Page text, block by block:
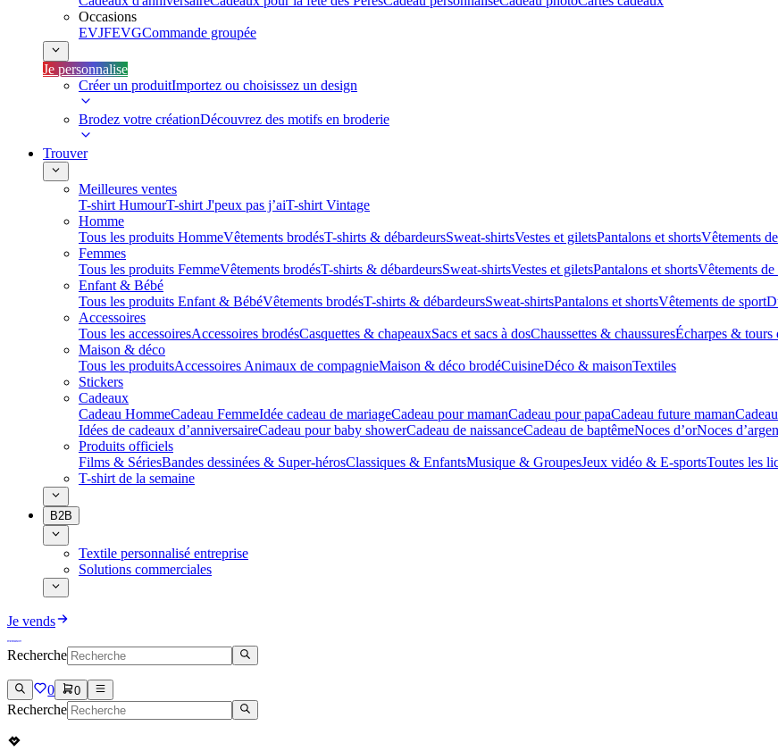
Occasions
EVJFEVGCommande groupée
Je personnalise
Créer un produitImportez ou choisissez un design
Brodez votre créationDécouvrez des motifs en broderie
Trouver
Meilleures ventes
T-shirt HumourT-shirt J'peux pas j’aiT-shirt Vintage
Homme
Tous les produits HommeVêtements brodésT-shirts & débardeursSweat-shirtsVestes et giletsPantalons et shortsVêtements
Femmes
Tous les produits FemmeVêtements brodésT-shirts & débardeursSweat-shirtsVestes et giletsPantalons et shortsVêtements de
Enfant & Bébé
Tous les produits Enfant & BébéVêtements brodésT-shirts & débardeursSweat-shirtsPantalons et shortsVêtements de sport
Accessoires
Tous les accessoiresAccessoires brodésCasquettes & chapeauxSacs et sacs à dosChaussettes & chaussuresÉcharpes & tours
Maison & déco
Tous les produitsAccessoires Animaux de compagnieMaison & déco brodéCuisineDéco & maisonTextiles
Stickers
Cadeaux
Cadeau HommeCadeau FemmeIdée cadeau de mariage​Cadeau pour mamanCadeau pour papaCadeau future maman
Idées de cadeaux d’anniversaireCadeau pour baby showerCadeau de naissanceCadeau de baptêmeNoces d’orNoces
Produits officiels
Films & SériesBandes dessinées & Super-hérosClassiques & EnfantsMusique & GroupesJeux vidéo & E-sportsToutes les
T-shirt de la semaine
B2B
Textile personnalisé entreprise
Solutions commerciales
Je vends
Recherche
0 0
Recherche